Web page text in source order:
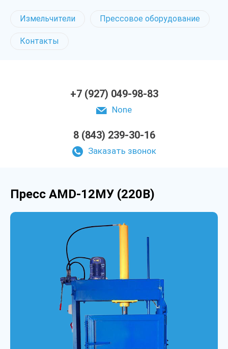
Измельчители Прессовое оборудование
Контакты
+7 (927) 049-98-83
None
8 (843) 239-30-16
Заказать звонок
Пресс AMD-12МУ (220В)